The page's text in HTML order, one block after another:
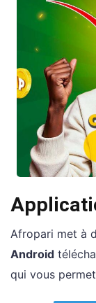
Afropari met à
Android
qui vous